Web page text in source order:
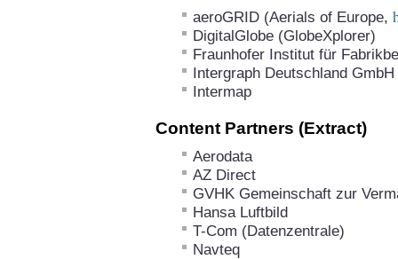
aeroGRID (Aerials of Europe,
DigitalGlobe (GlobeXplorer)
Fraunhofer Institut für
Intergraph Deutschland GmbH
Intermap
Content Partners (Extract)
Aerodata
AZ Direct
GVHK Gemeinschaft zur
Hansa Luftbild
T-Com (Datenzentrale)
Navteq